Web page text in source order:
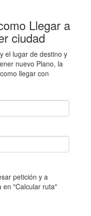
Llegar a
ciudad
el lugar de destino y
nuevo Plano, la
llegar con
petición y a
en "Calcular ruta"